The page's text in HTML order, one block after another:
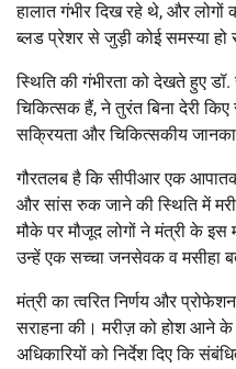
हालात गंभीर दिख रहे थे, और लोगों
ब्लड प्रेशर से जुड़ी कोई समस्या हो
स्थिति की गंभीरता को देखते हुए
चिकित्सक हैं, ने तुरंत बिना देरी
सक्रियता और चिकित्सकीय
गौरतलब है कि सीपीआर एक
और सांस रुक जाने की स्थिति में
मौके पर मौजूद लोगों ने मंत्री के इस
उन्हें एक सच्चा जनसेवक व मसीहा
मंत्री का त्वरित निर्णय और
सराहना की। मरीज़ को होश आने के
अधिकारियों को निर्देश दिए कि